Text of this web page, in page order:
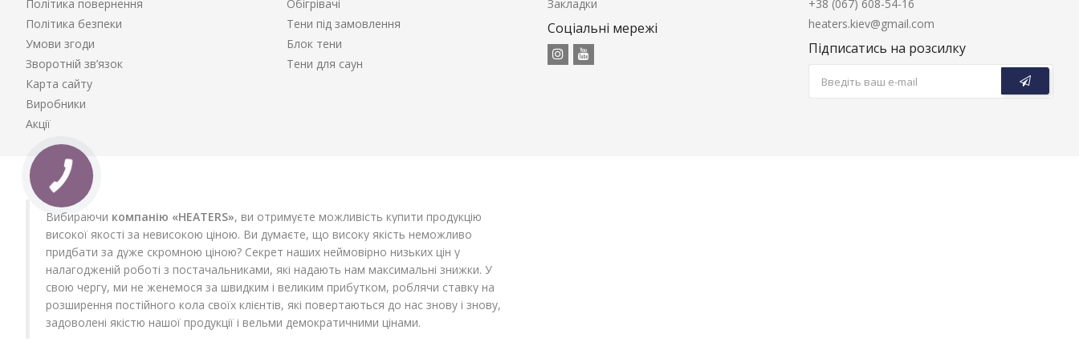
Політика повернення
Політика безпеки
Умови згоди
Зворотній зв’язок
Карта сайту
Виробники
Акції
Обігрівачі
Тени під замовлення
Блок тени
Тени для саун
Закладки
Соціальні мережі
+38 (067) 608-54-16
heaters.kiev@gmail.com
Підписатись на розсилку
Вибираючи компанію «HEATERS», ви отримуєте можливість купити продукцію
високої якості за невисокою ціною. Ви думаєте, що високу якість неможливо
придбати за дуже скромною ціною? Секрет наших неймовірно низьких цін у
налагодженій роботі з постачальниками, які надають нам максимальні знижки. У
свою чергу, ми не женемося за швидким і великим прибутком, роблячи ставку на
розширення постійного кола своїх клієнтів, які повертаються до нас знову і знову,
задоволені якістю нашої продукції і вельми демократичними цінами.